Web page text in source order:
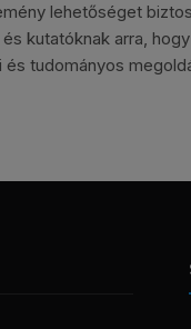
lehetőséget
kutatóknak arra, hogy
és tudományos